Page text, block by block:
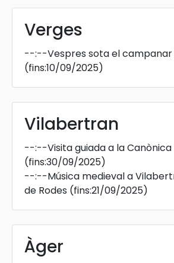
Verges
--:--Vespres sota el campanar
(fins:10/09/2025)
Vilabertran
--:--Visita guiada a la
(fins:30/09/2025)
--:--Música medieval a
de Rodes (fins:21/09/2025)
Àger